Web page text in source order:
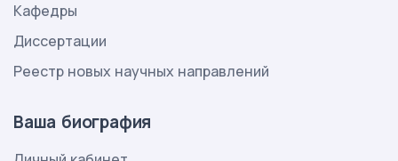
Кафедры
Диссертации
Реестр новых научных направлений
Ваша биография